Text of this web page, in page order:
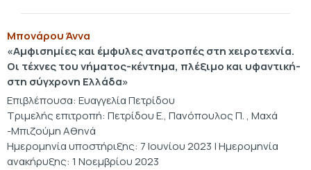
Μπονάρου Άννα
«Αμφισημίες και έμφυλες ανατροπές στη χειροτεχνία.
Οι τέχνες του νήματος-κέντημα, πλέξιμο και υφαντική-
στη σύγχρονη Ελλάδα»
Επιβλέπουσα: Ευαγγελία Πετρίδου
Τριμελής επιτροπή: Πετρίδου Ε., Πανόπουλος Π. , Μαχά
-Μπιζούμη Αθηνά
Ημερομηνία υποστήριξης: 7 Ιουνίου 2023 | Ημερομηνία
ανακήρυξης: 1 Νοεμβρίου 2023